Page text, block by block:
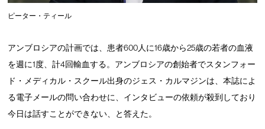
ピーター・ティール
アンブロシアの計画では、患者600人に16歳から25歳の若者の血液
を週に1度、計4回輸血する。アンブロシアの創始者でスタンフォー
ド・メディカル・スクール出身のジェス・カルマジンは、本誌によ
る電子メールの問い合わせに、インタビューの依頼が殺到しており
今日は話すことができない、と答えた。